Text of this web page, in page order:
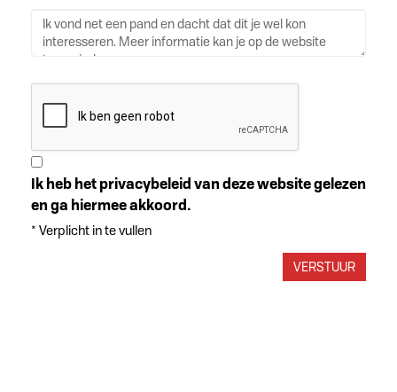
Ik heb het privacybeleid van deze website gelezen
en ga hiermee akkoord.
* Verplicht in te vullen